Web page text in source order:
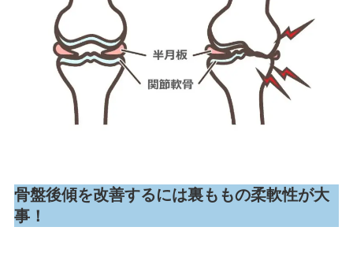
骨盤後傾を改善するには裏ももの柔軟性が大
事！